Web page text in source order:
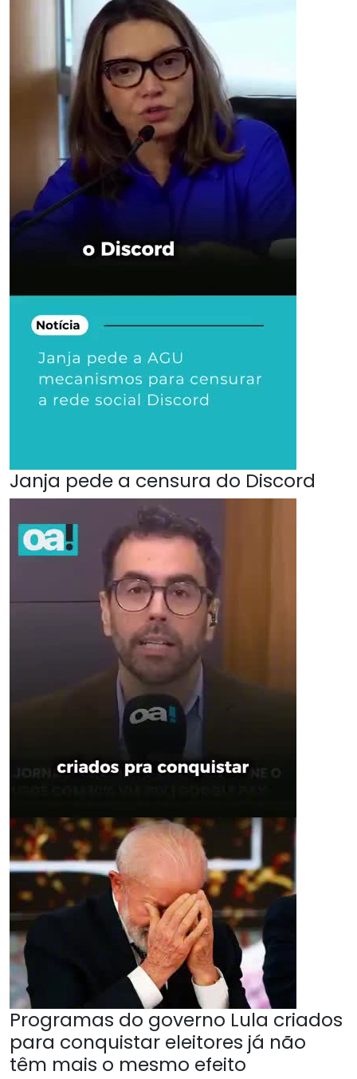
Janja pede a censura do Discord
Programas do governo Lula criados
para conquistar eleitores já não
têm mais o mesmo efeito